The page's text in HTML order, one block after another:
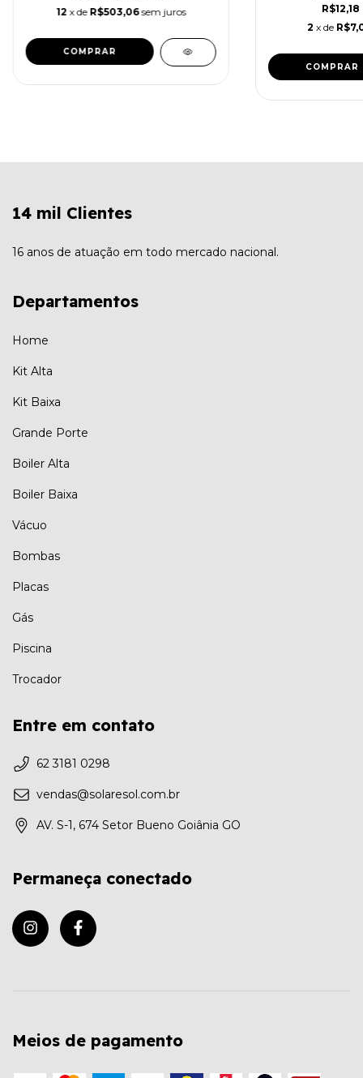
12 x de R$503,06 sem juros R$12,18
2 x de
14 mil Clientes
16 anos de atuação em todo mercado nacional.
Departamentos
Home
Kit Alta
Kit Baixa
Grande Porte
Boiler Alta
Boiler Baixa
Vácuo
Bombas
Placas
Gás
Piscina
Trocador
Entre em contato
62 3181 0298
vendas@solaresol.com.br
AV. S-1, 674 Setor Bueno Goiânia GO
Permaneça conectado
Meios de pagamento